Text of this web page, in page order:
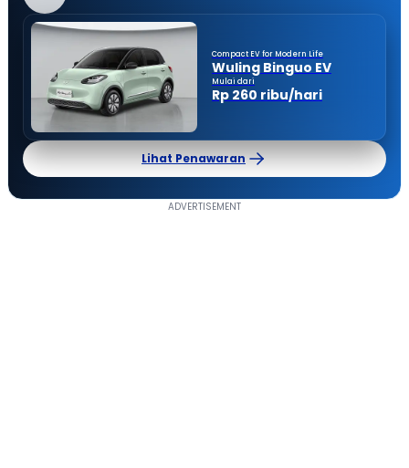
Compact EV for Modern Life
Wuling Binguo EV
Mulai dari
Rp 260 ribu/hari
Lihat Penawaran